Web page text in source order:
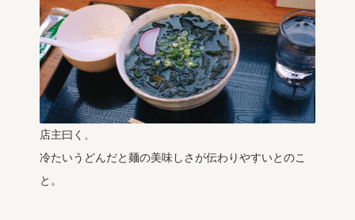
店主曰く、
冷たいうどんだと麺の美味しさが伝わりやすいとのこ
と。